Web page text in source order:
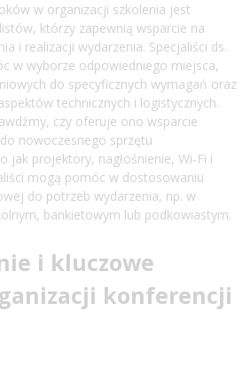
w organizacji szkolenia jest
którzy zapewnią wsparcie na
i realizacji wydarzenia. Specjaliści ds.
w wyborze odpowiedniego miejsca,
do specyficznych wymagań oraz
technicznych i logistycznych.
czy oferuje ono wsparcie
nowoczesnego sprzętu
jak projektory, nagłośnienie, Wi-Fi i
mogą pomóc w dostosowaniu
do potrzeb wydarzenia, np. w
bankietowym lub podkowiastym.
i kluczowe
konferencji